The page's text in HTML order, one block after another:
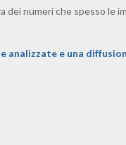
numeri che spesso le
e una